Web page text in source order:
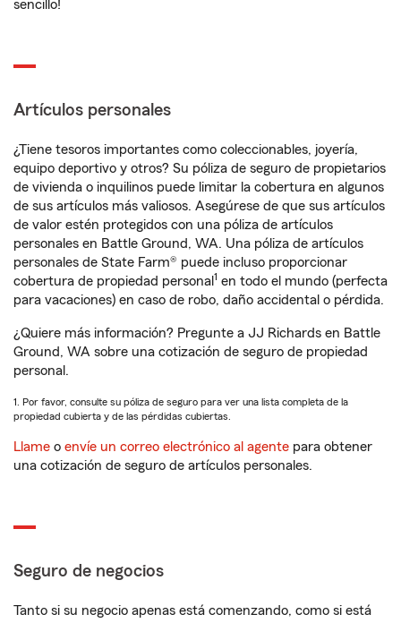
sencillo!
Artículos personales
¿Tiene tesoros importantes como coleccionables, joyería,
equipo deportivo y otros? Su póliza de seguro de propietarios
de vivienda o inquilinos puede limitar la cobertura en algunos
de sus artículos más valiosos. Asegúrese de que sus artículos
de valor estén protegidos con una póliza de artículos
personales en Battle Ground, WA. Una póliza de artículos
personales de State Farm® puede incluso proporcionar
cobertura de propiedad personal 1 en todo el mundo (perfecta
para vacaciones) en caso de robo, daño accidental o pérdida.
¿Quiere más información? Pregunte a JJ Richards en Battle
Ground, WA sobre una cotización de seguro de propiedad
personal.
1. Por favor, consulte su póliza de seguro para ver una lista completa de la
propiedad cubierta y de las pérdidas cubiertas.
Llame o envíe un correo electrónico al agente para obtener
una cotización de seguro de artículos personales.
Seguro de negocios
Tanto si su negocio apenas está comenzando, como si está